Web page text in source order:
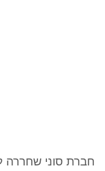
חברת סוני שחררה